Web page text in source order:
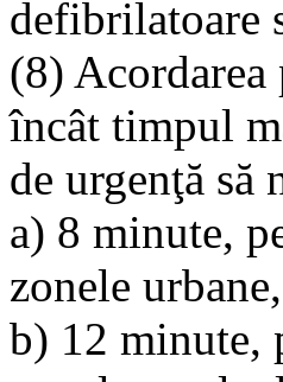
defibrilatoare
(8)
încât timpul
de urgenţă să
a) 8 minute,
zonele
b) 12 minute,